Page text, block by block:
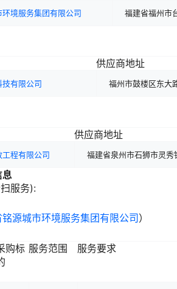
境服务集团有限公司 福建省福州市
供应商地址
有限公司 福州市鼓楼区东大
供应商地址
程有限公司 福建省泉州市石狮市灵
服务):
源城市环境服务集团有限公司）
购标 服务范围 服务要求